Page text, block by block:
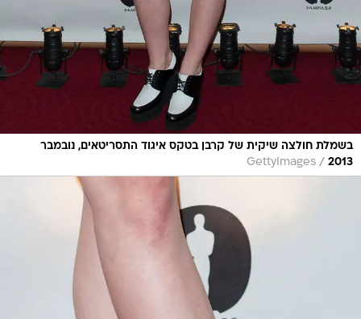
בשמלת חולצה שיקית של קרבן בטקס איגוד התסריטאים, נובמבר
2013
/
GettyImages